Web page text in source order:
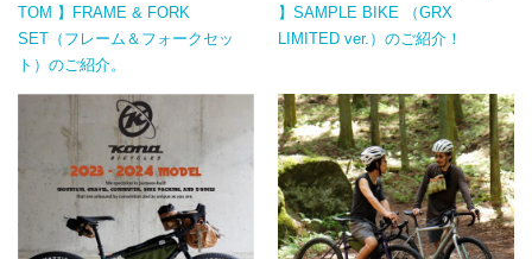
TOM 】FRAME & FORK
SET（フレーム＆フォークセッ
ト）のご紹介。
】SAMPLE BIKE （GRX
LIMITED ver.）のご紹介！